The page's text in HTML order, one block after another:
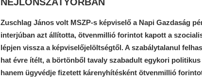
Zuschlag János volt MSZP-s képviselő a Napi Gazdaság
interjúban azt állította, ötvenmillió forintot kapott a
lépjen vissza a képviselőjelöltségtől. A szabálytalanul
hat évre ítélt, a börtönből tavaly szabadult egykori
hanem ügyvédje fizetett kárenyhítésként ötvenmillió